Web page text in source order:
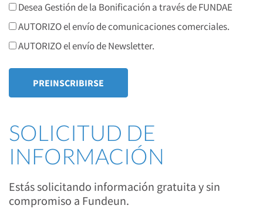
Desea Gestión de la Bonificación a través de FUNDAE
AUTORIZO el envío de comunicaciones comerciales.
AUTORIZO el envío de Newsletter.
SOLICITUD DE
INFORMACIÓN
Estás solicitando información gratuita y sin
compromiso a Fundeun.